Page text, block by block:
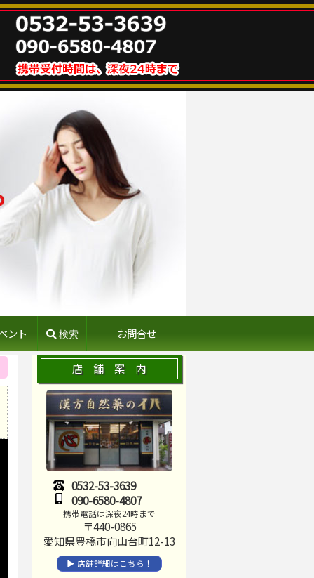
ント お問合せ
店 舗 案 内
0532-53-3639
090-6580-4807
携帯電話は深夜24時まで
〒440-0865
愛知県豊橋市向山台町12-13
▶ 店舗詳細はこちら！